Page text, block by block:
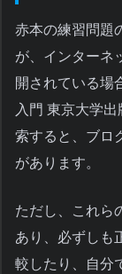
赤本の練習問題
が、インターネ
開されている場
入門 東京大学
索すると、ブロ
があります。
ただし、これら
あり、必ずしも
較したり、自分